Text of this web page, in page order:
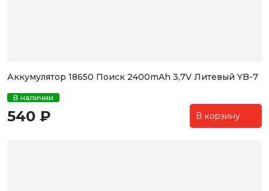
Аккумулятор 18650 Поиск 2400mAh 3,7V Литевый YB-7
В наличии
540 ₽ В корзину